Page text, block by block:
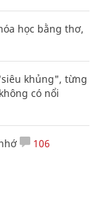
học bằng thơ,
khủng", từng
có nổi
106